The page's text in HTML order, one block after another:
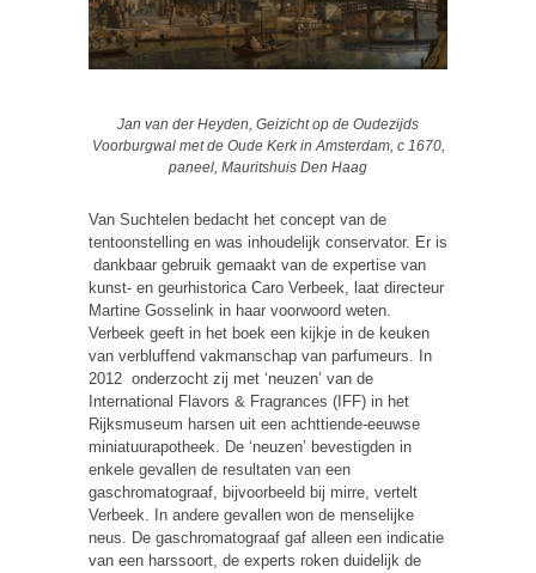
Jan van der Heyden, Geizicht op de Oudezijds
Voorburgwal met de Oude Kerk in Amsterdam, c 1670,
paneel, Mauritshuis Den Haag
Van Suchtelen bedacht het concept van de
tentoonstelling en was inhoudelijk conservator. Er is
dankbaar gebruik gemaakt van de expertise van
kunst- en geurhistorica Caro Verbeek, laat directeur
Martine Gosselink in haar voorwoord weten.
Verbeek geeft in het boek een kijkje in de keuken
van verbluffend vakmanschap van parfumeurs. In
2012 onderzocht zij met ‘neuzen’ van de
International Flavors & Fragrances (IFF) in het
Rijksmuseum harsen uit een achttiende-eeuwse
miniatuurapotheek. De ‘neuzen’ bevestigden in
enkele gevallen de resultaten van een
gaschromatograaf, bijvoorbeeld bij mirre, vertelt
Verbeek. In andere gevallen won de menselijke
neus. De gaschromatograaf gaf alleen een indicatie
van een harssoort, de experts roken duidelijk de